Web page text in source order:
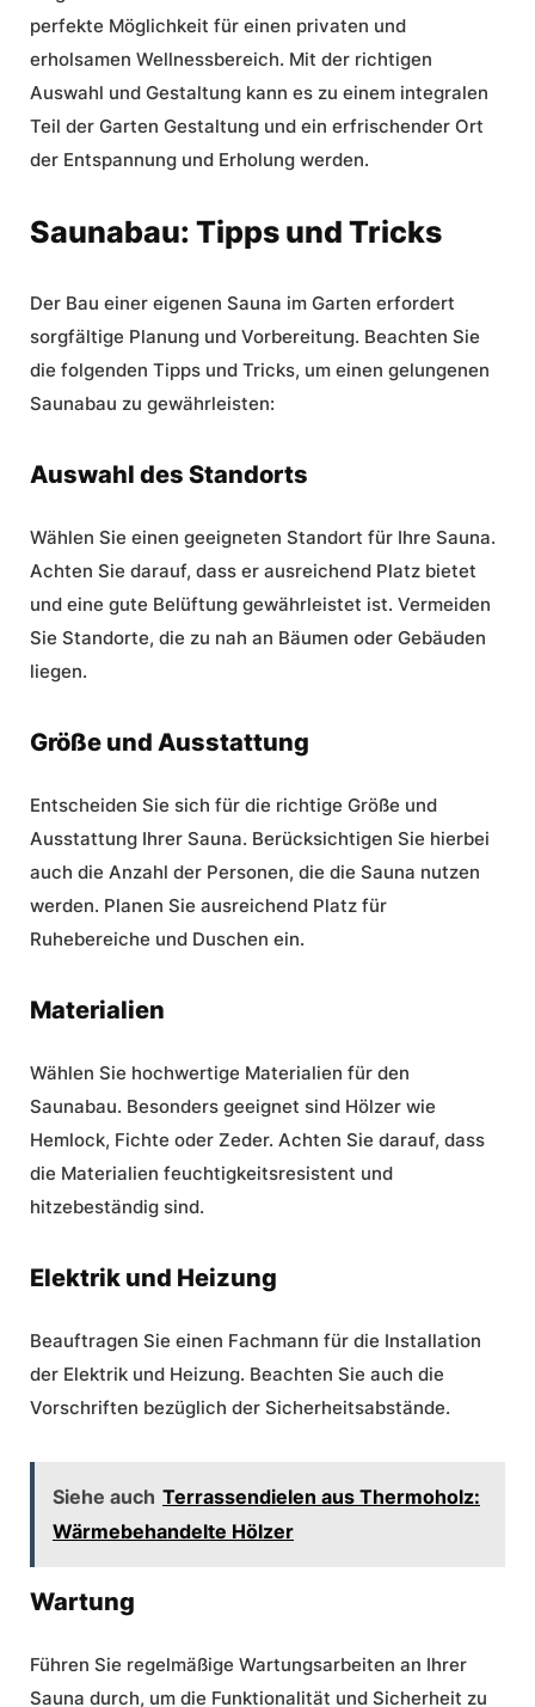
perfekte Möglichkeit für einen privaten und
erholsamen Wellnessbereich. Mit der richtigen
Auswahl und Gestaltung kann es zu einem integralen
Teil der Garten Gestaltung und ein erfrischender Ort
der Entspannung und Erholung werden.
Saunabau: Tipps und Tricks
Der Bau einer eigenen Sauna im Garten erfordert
sorgfältige Planung und Vorbereitung. Beachten Sie
die folgenden Tipps und Tricks, um einen gelungenen
Saunabau zu gewährleisten:
Auswahl des Standorts
Wählen Sie einen geeigneten Standort für Ihre Sauna.
Achten Sie darauf, dass er ausreichend Platz bietet
und eine gute Belüftung gewährleistet ist. Vermeiden
Sie Standorte, die zu nah an Bäumen oder Gebäuden
liegen.
Größe und Ausstattung
Entscheiden Sie sich für die richtige Größe und
Ausstattung Ihrer Sauna. Berücksichtigen Sie hierbei
auch die Anzahl der Personen, die die Sauna nutzen
werden. Planen Sie ausreichend Platz für
Ruhebereiche und Duschen ein.
Materialien
Wählen Sie hochwertige Materialien für den
Saunabau. Besonders geeignet sind Hölzer wie
Hemlock, Fichte oder Zeder. Achten Sie darauf, dass
die Materialien feuchtigkeitsresistent und
hitzebeständig sind.
Elektrik und Heizung
Beauftragen Sie einen Fachmann für die Installation
der Elektrik und Heizung. Beachten Sie auch die
Vorschriften bezüglich der Sicherheitsabstände.
Siehe auch Terrassendielen aus Thermoholz:
Wärmebehandelte Hölzer
Wartung
Führen Sie regelmäßige Wartungsarbeiten an Ihrer
Sauna durch, um die Funktionalität und Sicherheit zu